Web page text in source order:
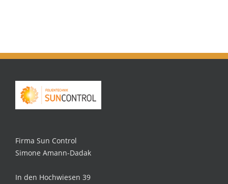
Firma Sun Control
Simone Amann-Dadak
In den Hochwiesen 39